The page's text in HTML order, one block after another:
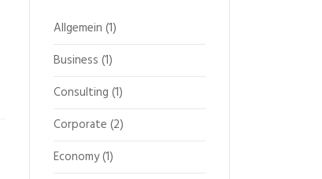
Allgemein (1)
Business (1)
Consulting (1)
Corporate (2)
Economy(1)